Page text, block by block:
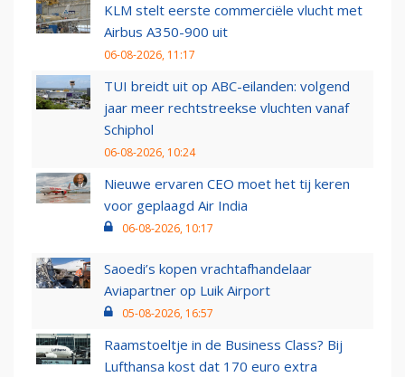
KLM stelt eerste commerciële vlucht met
Airbus A350-900 uit
06-08-2026, 11:17
TUI breidt uit op ABC-eilanden: volgend
jaar meer rechtstreekse vluchten vanaf
Schiphol
06-08-2026, 10:24
Nieuwe ervaren CEO moet het tij keren
voor geplaagd Air India
06-08-2026, 10:17
Saoedi’s kopen vrachtafhandelaar
Aviapartner op Luik Airport
05-08-2026, 16:57
Raamstoeltje in de Business Class? Bij
Lufthansa kost dat 170 euro extra